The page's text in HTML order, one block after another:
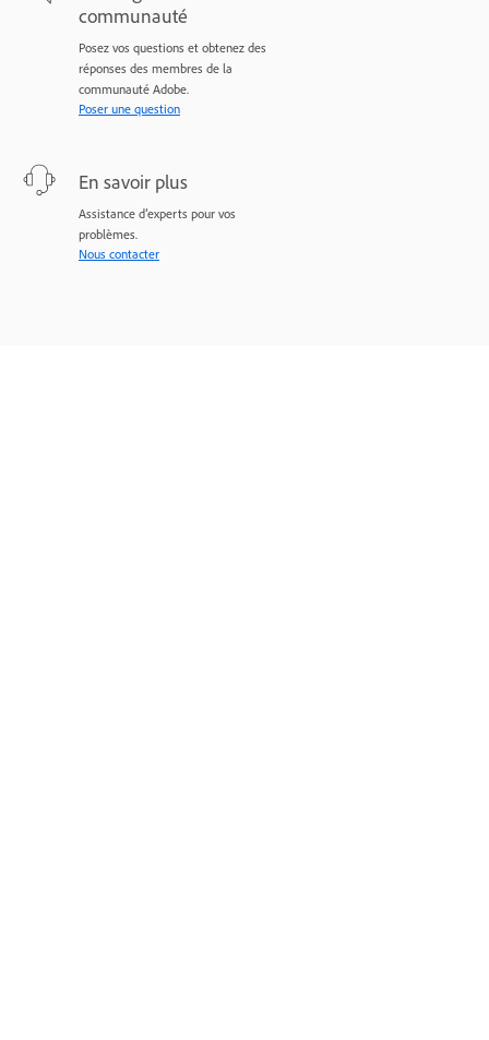
communauté
Posez vos questions et obtenez des
réponses des membres de la
communauté Adobe.
Poser une question
En savoir plus
Assistance d’experts pour vos
problèmes.
Nous contacter